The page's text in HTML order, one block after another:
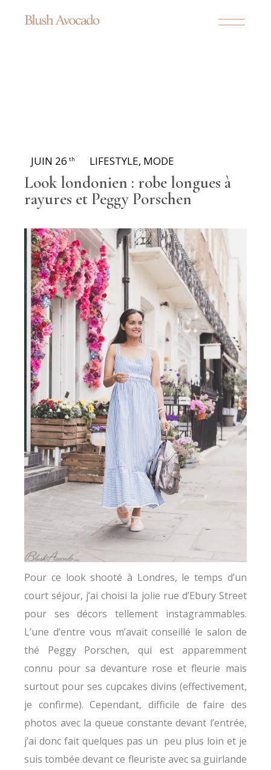
JUIN 26 th LIFESTYLE, MODE
Look londonien : robe longues à
rayures et Peggy Porschen
Pour ce look shooté à Londres, le temps d’un
court séjour, j’ai choisi la jolie rue d’Ebury Street
pour ses décors tellement instagrammables.
L’une d’entre vous m’avait conseillé le salon de
thé Peggy Porschen, qui est apparemment
connu pour sa devanture rose et fleurie mais
surtout pour ses cupcakes divins (effectivement,
je confirme). Cependant, difficile de faire des
photos avec la queue constante devant l’entrée,
j’ai donc fait quelques pas un peu plus loin et je
suis tombée devant ce fleuriste avec sa guirlande